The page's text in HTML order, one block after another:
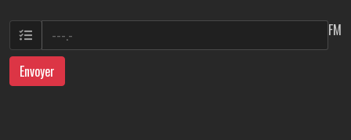
FM
Envoyer